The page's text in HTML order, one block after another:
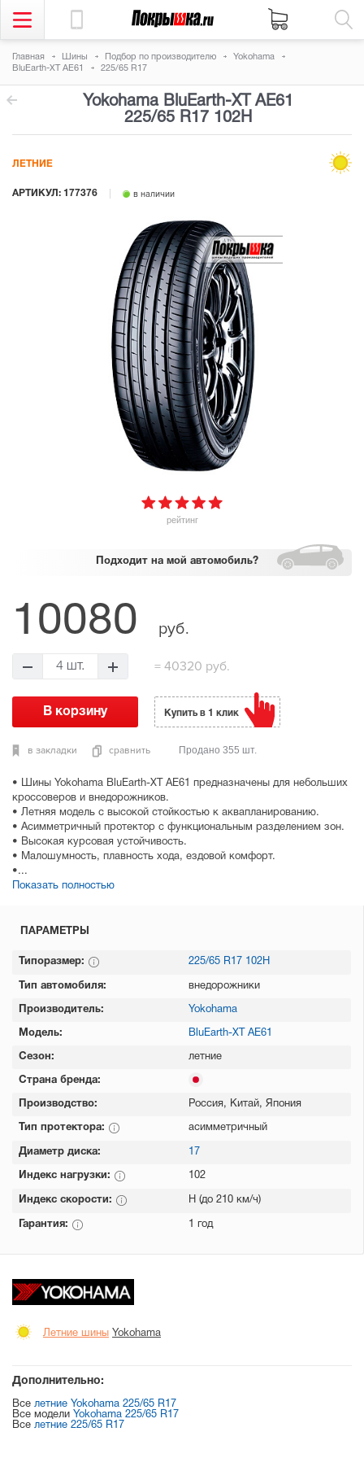
Главная Шины Подбор по производителю
Yokohama
BluEarth-XT AE61
225/65 R17
Yokohama BluEarth-XT AE61
225/65 R17 102H
рейтинг
АРТИКУЛ: 177376 в наличии
ЛЕТНИЕ
Подходит на мой автомобиль?
• Шины Yokohama BluEarth-XT AE61 предназначены для небольших
кроссоверов и внедорожников.
• Летняя модель с высокой стойкостью к аквапланированию.
• Асимметричный протектор с функциональным разделением зон.
• Высокая курсовая устойчивость.
• Малошумность, плавность хода, ездовой комфорт.
•...
Показать полностью
10080 руб.
4 шт. = 40320 руб.
в закладки сравнить
Купить в 1 клик
Продано 355 шт.
ПАРАМЕТРЫ
Типоразмер: 225/65 R17 102H
Тип автомобиля: внедорожники
Производитель: Yokohama
Модель: BluEarth-XT AE61
Сезон: летние
Страна бренда:
Производство: Россия, Китай, Япония
Тип протектора: асимметричный
Диаметр диска: 17
Индекс нагрузки: 102
Индекс скорости: H (до 210 км/ч)
Гарантия: 1 год
Летние шины Yokohama
Дополнительно:
Все летние Yokohama 225/65 R17
Все модели Yokohama 225/65 R17
Все летние 225/65 R17